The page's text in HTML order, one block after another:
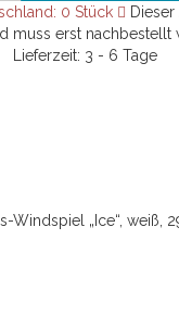
0 Stück
muss erst nachbestellt
Lieferzeit: 3 - 6 Tage